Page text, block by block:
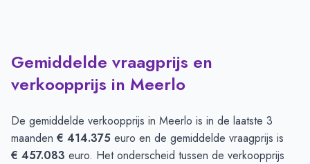
Gemiddelde vraagprijs en
verkoopprijs in Meerlo
De gemiddelde verkoopprijs in Meerlo is in de laatste 3
maanden € 414.375 euro en de gemiddelde vraagprijs is
€ 457.083 euro. Het onderscheid tussen de verkoopprijs